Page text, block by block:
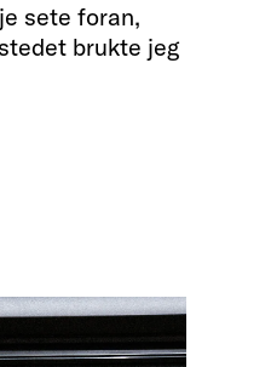
sete foran,
brukte jeg